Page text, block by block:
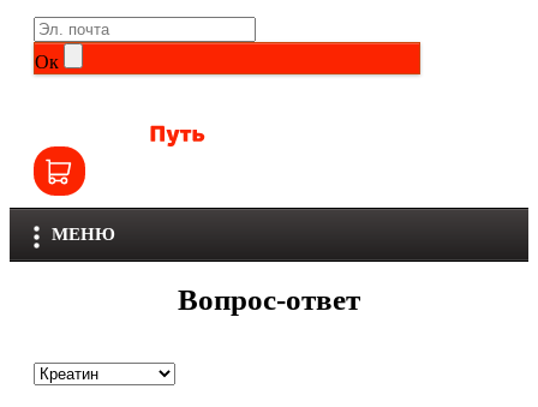
Ок
МЕНЮ
Общие комплексы
Витамины группы B
Витамины для детей
Железо
Кальций
Life Extension
NOW
Olimp
Optimum Nutrition
Scitec Nutrition
Вопрос-ответ